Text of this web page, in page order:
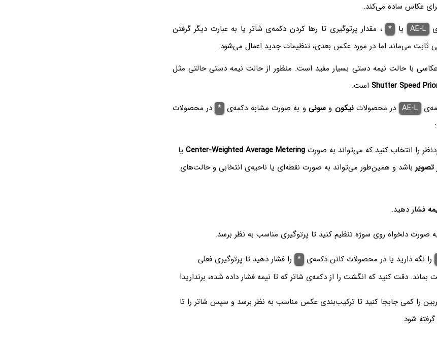
عکاس ساده می‌کند.
AE-L یا * ، مقدار پرتوگیری تا رها کردن دکمه‌ی شاتر یا به عبارت دیگر گرفتن
ثابت می‌ماند اما در مورد عکس بعدی، تنظیمات جدید اعمال می‌شود.
عکاسی با حالت نیمه دستی بسیار مفید است. منظور از حالت نیمه دستی حالتی مثل
Shutter Speed است.
AE-L در محصولاتنیکون و سونیو به صورت مشابه دکمه‌ی * در محصولات
را انتخاب کنید که می‌تواند به صورتCenter-Weighted Average Metering یا
تصویر باشد و همین‌طور می‌تواند به صورت نقطه‌ای یا ناحیه‌ی انتخابی و حالت‌های
فشار دهید.
صورت دلخواه روی سوژه تنظیم کنید تا پرتوگیری مناسب به نظر برسد.
را نگه دارید یا در محصولات کانن دکمه‌ی *‌ را فشار دهید تا پرتوگیری فعلی
دقت کنید که انگشت را از دکمه‌ی شاتر که تا نیمه فشار داده شده، برندارید!
را کمی جابجا کنید تا ترکیب‌بندی عکس مناسب به نظر برسد و سپس شاتر را تا
شود.